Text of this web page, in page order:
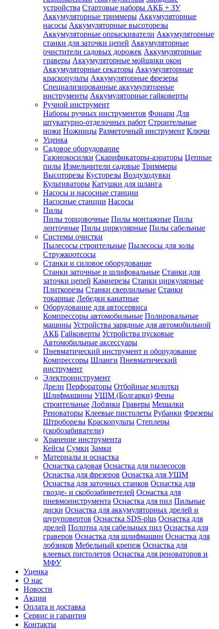
устройства Стартовые наборы АКБ + ЗУ
Аккумуляторные триммеры Аккумуляторные
насосы Аккумуляторные высоторезы
Аккумуляторные опрыскиватели Аккумуляторные
станки для заточки цепей Аккумуляторные
очистители садовых дорожек Аккумуляторные
граверы Аккумуляторные мойщики окон
Аккумуляторные секаторы Аккумуляторные
краскопульты Аккумуляторные фрезеры
Специализированные аккумуляторные
инструменты Аккумуляторные гайковерты
Ручной инструмент
Наборы ручных инструментов Фонари Для
штукатурно-отделочных работ Строительные
ножи Ножницы Разметочный инструмент Ключи
Уценка
Садовое оборудование
Газонокосилки Скарификаторы-аэраторы Цепные
пилы Измельчители садовые Триммеры
Высоторезы Кусторезы Воздуходувки
Культиваторы Катушки для шланга
Насосы и насосные станции
Насосные станции Насосы
Пилы
Пилы торцовочные Пилы монтажные Пилы
ленточные Пилы циркулярные Пилы сабельные
Системы очистки
Пылесосы строительные Пылесосы для золы
Стружкоотсосы
Станки и силовое оборудование
Станки заточные и шлифовальные Станки для
заточки цепей Камнерезы Станки циркулярные
Плиткорезы Станки сверлильные Станки
токарные Лебедки канатные
Оборудование для автосервиса
Компрессоры автомобильные Полировальные
машины Устройства зарядные для автомобильной
АКБ Гайковерты Устройства пусковые
Автомобильные аксессуары
Пневматический инструмент и оборудование
Компрессоры Шланги Пневматический
инструмент
Электроинструмент
Дрели Перфораторы Отбойные молотки
Шлифмашины УШМ (Болгарки) Фены
строительные Лобзики Граверы Мешалки
Реноваторы Клеевые пистолеты Рубанки Фрезеры
Штроборезы Краскопульты Степлеры
(скобозабиватели)
Хранение инструмента
Кейсы Сумки Замки
Материалы и оснастка
Оснастка садовая Оснастка для пылесосов
Оснастка для фрезеров Оснастка для УШМ
Оснастка для заточных станков Оснастка для
гвозде- и скобозабиветелей Оснастка для
пневмоинструмента Оснастка для пил Пильные
диски Оснастка для аккумуляторных дрелей и
шуруповертов Оснастка SDS-plus Оснастка для
дрелей Полотна для сабельных пил Оснастка для
граверов Оснастка для шлифмашин Оснастка для
лобзиков Мебельный крепеж Оснастка для
клеевых пистолетов Оснастка для реноваторов и
МФУ
Уценка
О нас
Новости
Акции
Оплата и доставка
Сервис и гарантия
Контакты